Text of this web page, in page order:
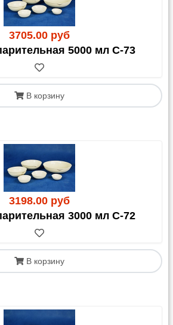
заказ до терминала
Москве. Далее вы оплачиваете
до своего города и
услуги напрямую транспортной
заранее уточнить сроки и
доставки на официальном
Озон Доставка и Почта РФ:
включается в ваш счет.
можно включить в счет или
Важно:
расчет возможен только
доставки СДЭК обязательно
к заказу.
ТК КИТ, ПЭК, Байкал-
транс, ДПД, Деловые Линии и
нашими силами до их терминала в
00руб.(может меняться в
После получения
транспортным компаниям мы
3705.00 руб
5000 мл С-73
В корзину
3198.00 руб
3000 мл С-72
В корзину